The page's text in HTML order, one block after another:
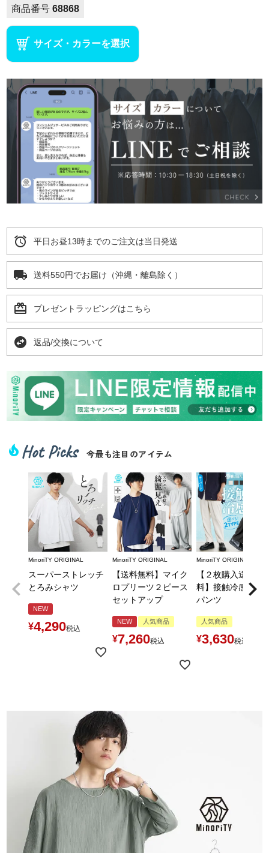
商品番号 68868
サイズ・カラーを選択
alarm 平日お昼13時までのご注文は当日発送
local_shipping 送料550円でお届け（沖縄・離島除く）
card_giftcard プレゼントラッピングはこちら
swap_horizontal_circle 返品/交換について
local_fire_department Hot Picks 今最も注目のアイテム
MinoriTY ORIGINAL
スーパーストレッチ
とろみシャツ
NEW
¥4,290税込
MinoriTY ORIGINAL
【送料無料】マイク
ロプリーツ２ピース
セットアップ
NEW 人気商品
¥7,260税込
MinoriTY ORIGINAL
【２枚購入送料無
料】接触冷感とろ
パンツ
人気商品
¥3,630税込